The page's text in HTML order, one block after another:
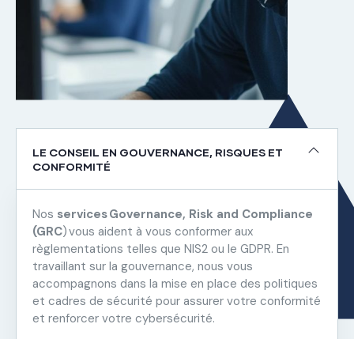
LE CONSEIL EN GOUVERNANCE, RISQUES ET
CONFORMITÉ
Nos services Governance, Risk and Compliance
(GRC) vous aident à vous conformer aux
règlementations telles que NIS2 ou le GDPR. En
travaillant sur la gouvernance, nous vous
accompagnons dans la mise en place des politiques
et cadres de sécurité pour assurer votre conformité
et renforcer votre cybersécurité.